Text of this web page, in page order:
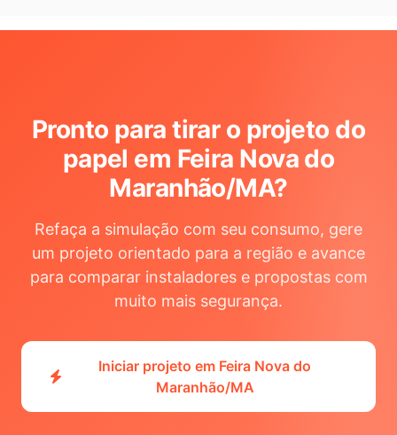
Pronto para tirar o projeto do
papel em Feira Nova do
Maranhão/MA?
Refaça a simulação com seu consumo, gere
um projeto orientado para a região e avance
para comparar instaladores e propostas com
muito mais segurança.
Iniciar projeto em Feira Nova do
Maranhão/MA